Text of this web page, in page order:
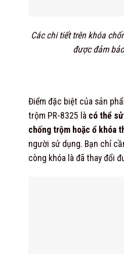
Các chi tiết trên khóa
được đảm
Điểm đặc biệt của sản
trộm PR-8325 là có thể
chống trộm hoặc ổ khóa
người sử dụng. Bạn chỉ
còng khóa là đã thay đổi